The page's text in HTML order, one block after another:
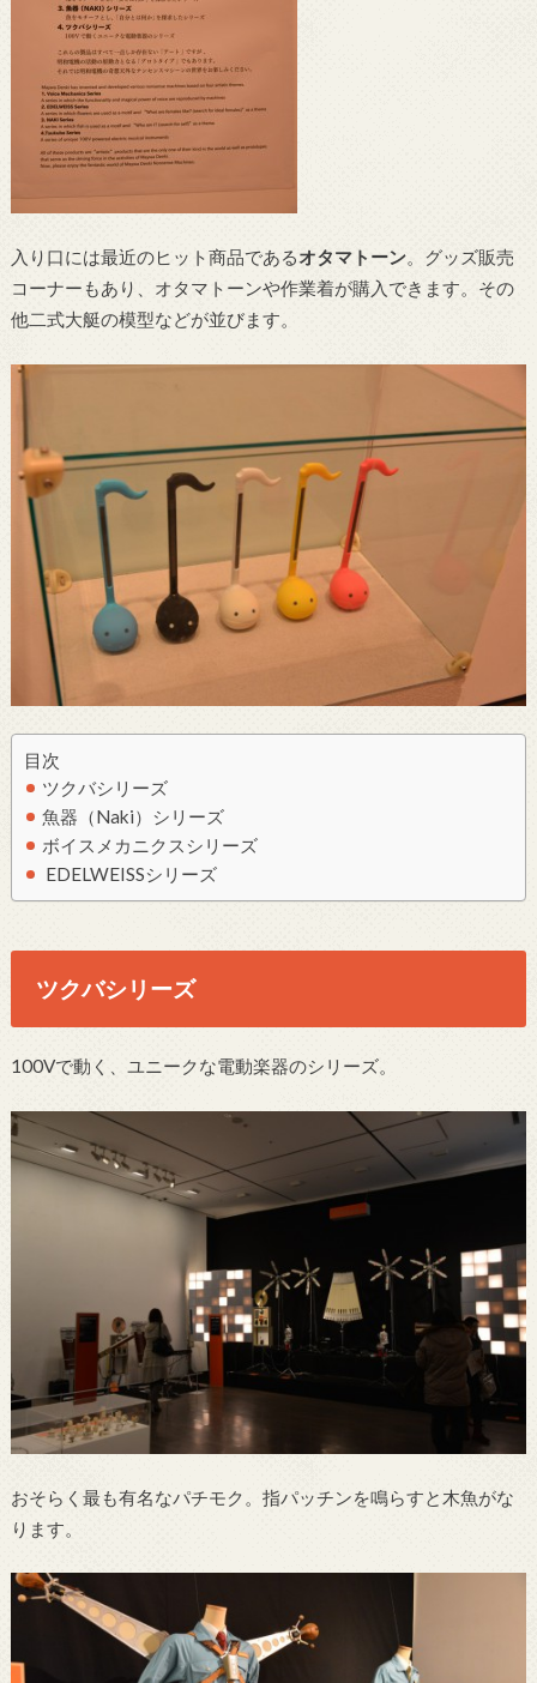
入り口には最近のヒット商品であるオタマトーン。グッズ販売
コーナーもあり、オタマトーンや作業着が購入できます。その
他二式大艇の模型などが並びます。
目次
ツクバシリーズ
魚器（Naki）シリーズ
ボイスメカニクスシリーズ
EDELWEISSシリーズ
ツクバシリーズ
100Vで動く、ユニークな電動楽器のシリーズ。
おそらく最も有名なパチモク。指パッチンを鳴らすと木魚がな
ります。